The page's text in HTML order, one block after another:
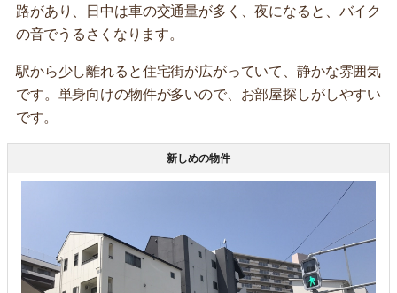
路があり、日中は車の交通量が多く、夜になると、バイク
の音でうるさくなります。
駅から少し離れると住宅街が広がっていて、静かな雰囲気
です。単身向けの物件が多いので、お部屋探しがしやすい
です。
新しめの物件